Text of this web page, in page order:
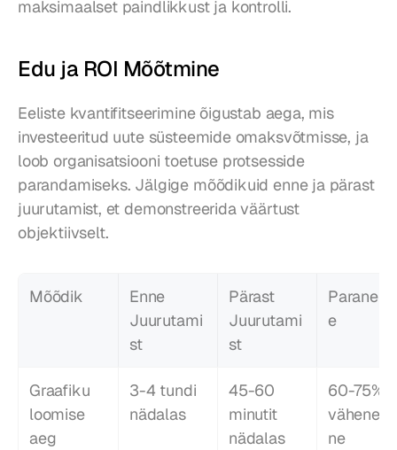
maksimaalset paindlikkust ja kontrolli.
Edu ja ROI Mõõtmine
Eeliste kvantifitseerimine õigustab aega, mis
investeeritud uute süsteemide omaksvõtmisse, ja
loob organisatsiooni toetuse protsesside
parandamiseks. Jälgige mõõdikuid enne ja pärast
juurutamist, et demonstreerida väärtust
objektiivselt.
Mõõdik
Enne
Juurutami
st
Pärast
Juurutami
st
e
Graafiku
loomise
aeg
3-4 tundi
nädalas
45-60
minutit
nädalas
60-75%
vähenemi
ne